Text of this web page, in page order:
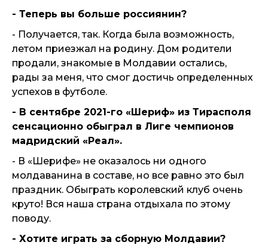
- Теперь вы больше россиянин?
- Получается, так. Когда была возможность,
летом приезжал на родину. Дом родители
продали, знакомые в Молдавии остались,
рады за меня, что смог достичь определенных
успехов в футболе.
- В сентябре 2021-го «Шериф» из Тирасполя
сенсационно обыграл в Лиге чемпионов
мадридский «Реал».
- В «Шерифе» не оказалось ни одного
молдаванина в составе, но все равно это был
праздник. Обыграть королевский клуб очень
круто! Вся наша страна отдыхала по этому
поводу.
- Хотите играть за сборную Молдавии?